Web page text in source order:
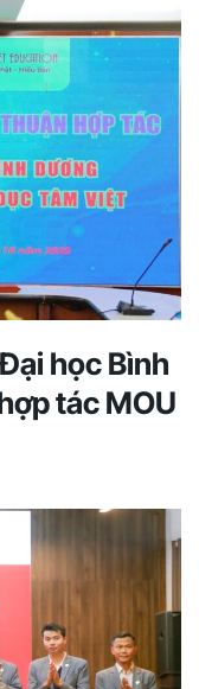
học Bình
tác MOU